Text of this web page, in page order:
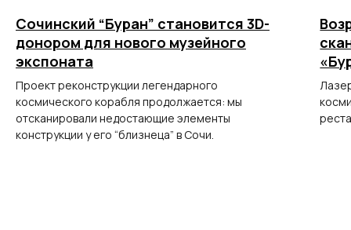
Сочинский “Буран” становится 3D-
донором для нового музейного
экспоната
Проект реконструкции легендарного
космического корабля продолжается: мы
отсканировали недостающие элементы
конструкции у его “близнеца” в Сочи.